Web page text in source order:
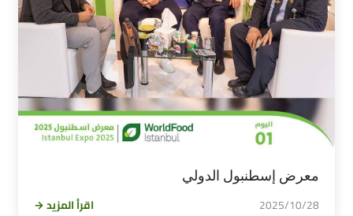
معرض إسطنبول الدولي
2025/10/28 اقرأ المزيد →